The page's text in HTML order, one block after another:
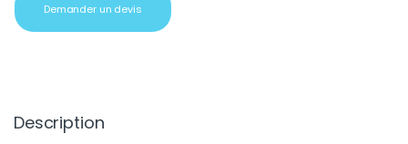
Demander un devis
Description